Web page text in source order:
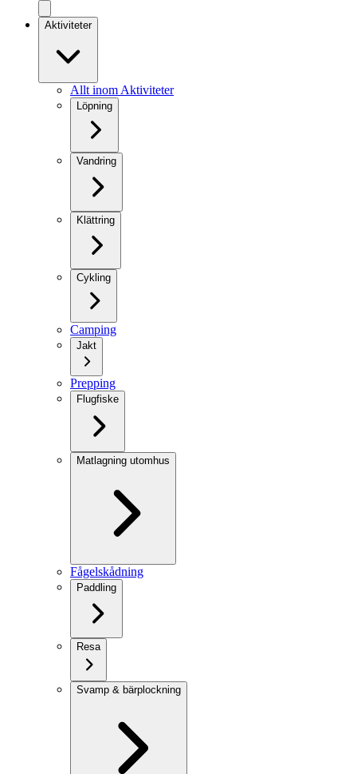
Aktiviteter
Allt inom Aktiviteter
Löpning
Vandring
Klättring
Cykling
Camping
Jakt
Prepping
Flugfiske
Matlagning utomhus
Fågelskådning
Paddling
Resa
Svamp & bärplockning